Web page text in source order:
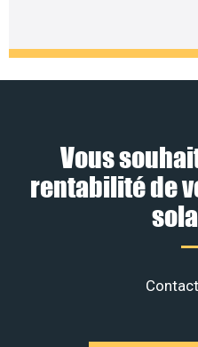
Vous
rentabilité de